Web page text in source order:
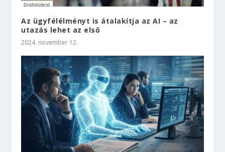
Az ügyfélélményt is átalakítja az AI – az
utazás lehet az első
2024. november 12.